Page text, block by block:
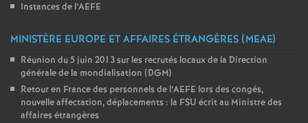
Instances de l’AEFE
MINISTÈRE EUROPE ET AFFAIRES ÉTRANGÈRES (MEAE)
Réunion du 5 juin 2013 sur les recrutés locaux de la Direction
générale de la mondialisation (DGM)
Retour en France des personnels de l’AEFE lors des congés,
nouvelle affectation, déplacements : la FSU écrit au Ministre des
affaires étrangères